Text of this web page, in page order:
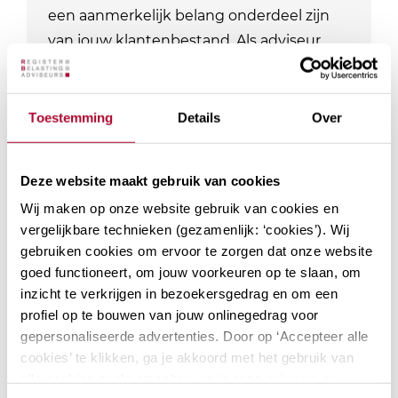
Toestemming Details Over
Deze website maakt gebruik van cookies
Wij maken op onze website gebruik van cookies en
vergelijkbare technieken (gezamenlijk: ‘cookies’). Wij
gebruiken cookies om ervoor te zorgen dat onze website
goed functioneert, om jouw voorkeuren op te slaan, om
inzicht te verkrijgen in bezoekersgedrag en om een
profiel op te bouwen van jouw onlinegedrag voor
gepersonaliseerde advertenties. Door op ‘Accepteer alle
cookies’ te klikken, ga je akkoord met het gebruik van
een aanmerkelijk belang onderdeel zijn
van jouw klantenbestand. Als adviseur
ben je natuurlijk op de hoogte van de
laatste ontwikkelingen. Bij RB Academy…
Locaties: 2
PE-punten Algemeen
0
Module
Actualiteiten
inkomstenbelasting
Welke actualiteiten spelen er momenteel